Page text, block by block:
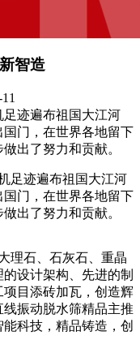
智造
迹遍布祖国大江河
门，在世界各地留下
出了努力和贡献。
足迹遍布祖国大江河
门，在世界各地留下
出了努力和贡献。
理石、石灰石、重晶
设计架构、先进的制
目添砖加瓦，创造辉
振动脱水筛精品主推
科技，精品铸造，创